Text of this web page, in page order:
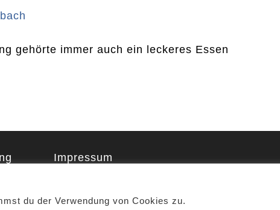
gehörte immer auch ein leckeres Essen
Impressum
du der Verwendung von Cookies zu.